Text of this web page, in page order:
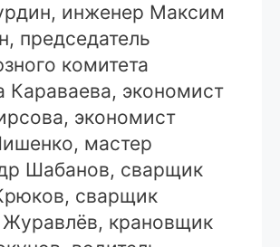
инженер Максим
председатель
комитета
Караваева, экономист
экономист
мастер
Шабанов, сварщик
сварщик
крановщик